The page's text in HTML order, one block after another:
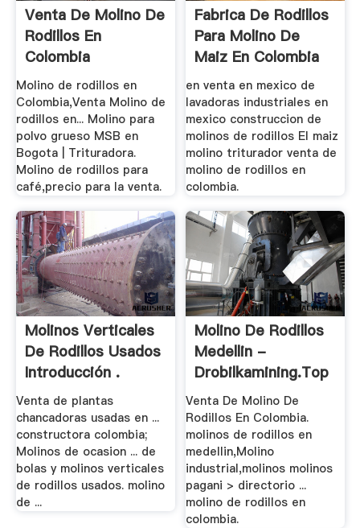
Venta De Molino De
Rodillos En
Colombia
Molino de rodillos en
Colombia,Venta Molino de
rodillos en... Molino para
polvo grueso MSB en
Bogota | Trituradora.
Molino de rodillos para
café,precio para la venta.
Fabrica De Rodillos
Para Molino De
Maiz En Colombia
en venta en mexico de
lavadoras industriales en
mexico construccion de
molinos de rodillos El maiz
molino triturador venta de
molino de rodillos en
colombia.
Molinos Verticales
De Rodillos Usados
Introducción .
Venta de plantas
chancadoras usadas en ...
constructora colombia;
Molinos de ocasion ... de
bolas y molinos verticales
de rodillos usados. molino
de ...
Molino De Rodillos
Medellin -
Drobilkamining.top
Venta De Molino De
Rodillos En Colombia.
molinos de rodillos en
medellin,Molino
industrial,molinos molinos
pagani > directorio ...
molino de rodillos en
colombia.